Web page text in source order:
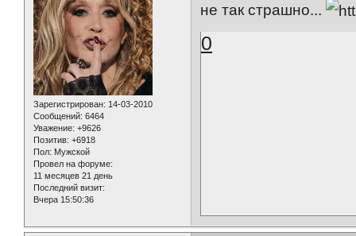
Зарегистрирован: 14-03-2010
Сообщений: 6464
Уважение: +9626
Позитив: +6918
Пол: Мужской
Провел на форуме:
11 месяцев 21 день
Последний визит:
Вчера 15:50:36
не так страшно...
0